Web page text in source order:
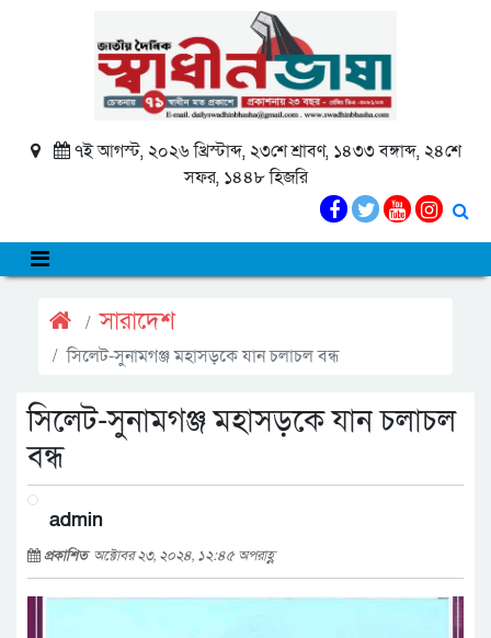
৭ই আগস্ট, ২০২৬ খ্রিস্টাব্দ, ২৩শে শ্রাবণ, ১৪৩৩ বঙ্গাব্দ, ২৪শে
সফর, ১৪৪৮ হিজরি
সারাদেশ
সিলেট-সুনামগঞ্জ মহাসড়কে যান চলাচল বন্ধ
সিলেট-সুনামগঞ্জ মহাসড়কে যান চলাচল
বন্ধ
admin
প্রকাশিত অক্টোবর ২৩, ২০২৪, ১২:৪৫ অপরাহ্ণ